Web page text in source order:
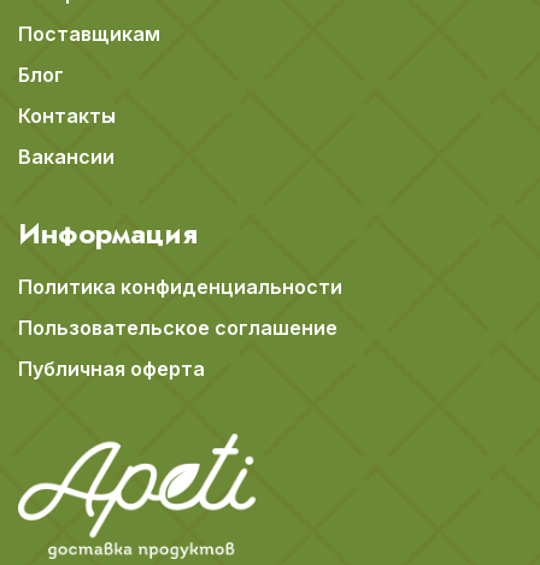
Поставщикам
Блог
Контакты
Вакансии
Информация
Политика конфиденциальности
Пользовательское соглашение
Публичная оферта